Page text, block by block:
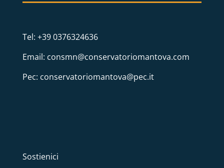
Tel: +39 0376324636
Email: consmn@conservatoriomantova.com
Pec: conservatoriomantova@pec.it
Sostienici